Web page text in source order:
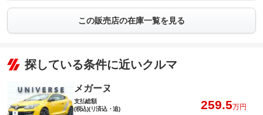
この販売店の在庫一覧を見る
探している条件に近いクルマ
メガーヌ
支払総額
(税込)(リ済込・追)
259.5万円